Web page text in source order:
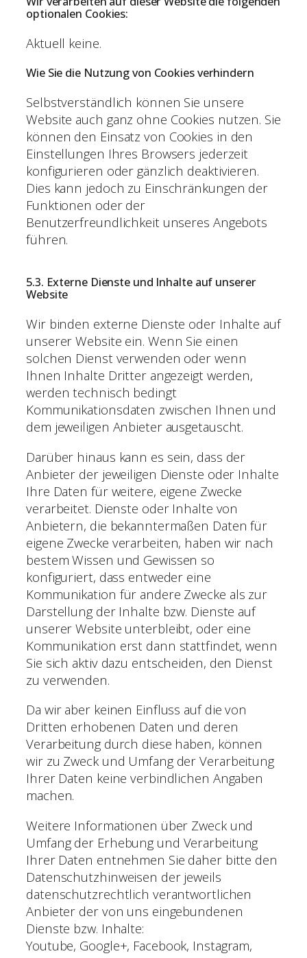
optionalen Cookies:
Aktuell keine.
Wie Sie die Nutzung von Cookies verhindern
Selbstverständlich können Sie unsere
Website auch ganz ohne Cookies nutzen. Sie
können den Einsatz von Cookies in den
Einstellungen Ihres Browsers jederzeit
konfigurieren oder gänzlich deaktivieren.
Dies kann jedoch zu Einschränkungen der
Funktionen oder der
Benutzerfreundlichkeit unseres Angebots
führen.
5.3. Externe Dienste und Inhalte auf unserer
Website
Wir binden externe Dienste oder Inhalte auf
unserer Website ein. Wenn Sie einen
solchen Dienst verwenden oder wenn
Ihnen Inhalte Dritter angezeigt werden,
werden technisch bedingt
Kommunikationsdaten zwischen Ihnen und
dem jeweiligen Anbieter ausgetauscht.
Darüber hinaus kann es sein, dass der
Anbieter der jeweiligen Dienste oder Inhalte
Ihre Daten für weitere, eigene Zwecke
verarbeitet. Dienste oder Inhalte von
Anbietern, die bekanntermaßen Daten für
eigene Zwecke verarbeiten, haben wir nach
bestem Wissen und Gewissen so
konfiguriert, dass entweder eine
Kommunikation für andere Zwecke als zur
Darstellung der Inhalte bzw. Dienste auf
unserer Website unterbleibt, oder eine
Kommunikation erst dann stattfindet, wenn
Sie sich aktiv dazu entscheiden, den Dienst
zu verwenden.
Da wir aber keinen Einfluss auf die von
Dritten erhobenen Daten und deren
Verarbeitung durch diese haben, können
wir zu Zweck und Umfang der Verarbeitung
Ihrer Daten keine verbindlichen Angaben
machen.
Weitere Informationen über Zweck und
Umfang der Erhebung und Verarbeitung
Ihrer Daten entnehmen Sie daher bitte den
Datenschutzhinweisen der jeweils
datenschutzrechtlich verantwortlichen
Anbieter der von uns eingebundenen
Dienste bzw. Inhalte:
Youtube, Google+, Facebook, Instagram,